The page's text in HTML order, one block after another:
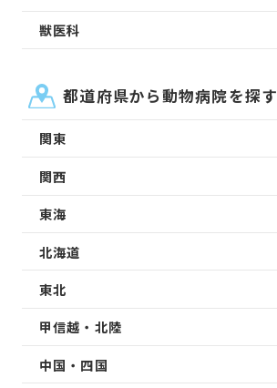
獣医科
都道府県から動物病院を探す
関東
関西
東海
北海道
東北
甲信越・北陸
中国・四国